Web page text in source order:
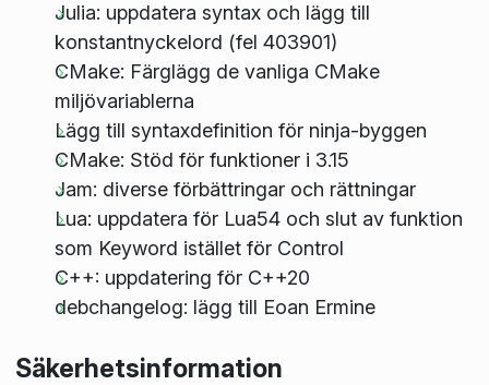
Julia: uppdatera syntax och lägg till
konstantnyckelord (fel 403901)
CMake: Färglägg de vanliga CMake
miljövariablerna
Lägg till syntaxdefinition för ninja-byggen
CMake: Stöd för funktioner i 3.15
Jam: diverse förbättringar och rättningar
Lua: uppdatera för Lua54 och slut av funktion
som Keyword istället för Control
C++: uppdatering för C++20
debchangelog: lägg till Eoan Ermine
Säkerhetsinformation